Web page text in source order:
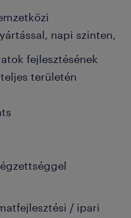
napi szinten,
fejlesztésének
területén
/ ipari